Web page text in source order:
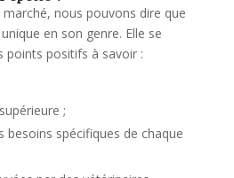
nous pouvons dire que
en son genre. Elle se
points positifs à savoir :
;
besoins spécifiques de chaque